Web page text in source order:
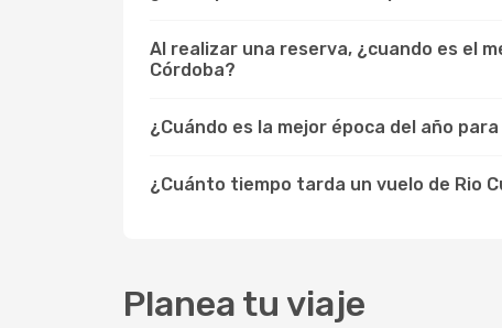
Al realizar una reserva, ¿cuando es el
Córdoba?
¿Cuándo es la mejor época del año
¿Cuánto tiempo tarda un vuelo de Rio
Planea tu viaje